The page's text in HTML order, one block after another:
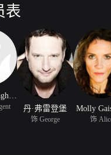
表
Sacha Billingham
丹·弗雷登堡
饰 George
Molly
饰